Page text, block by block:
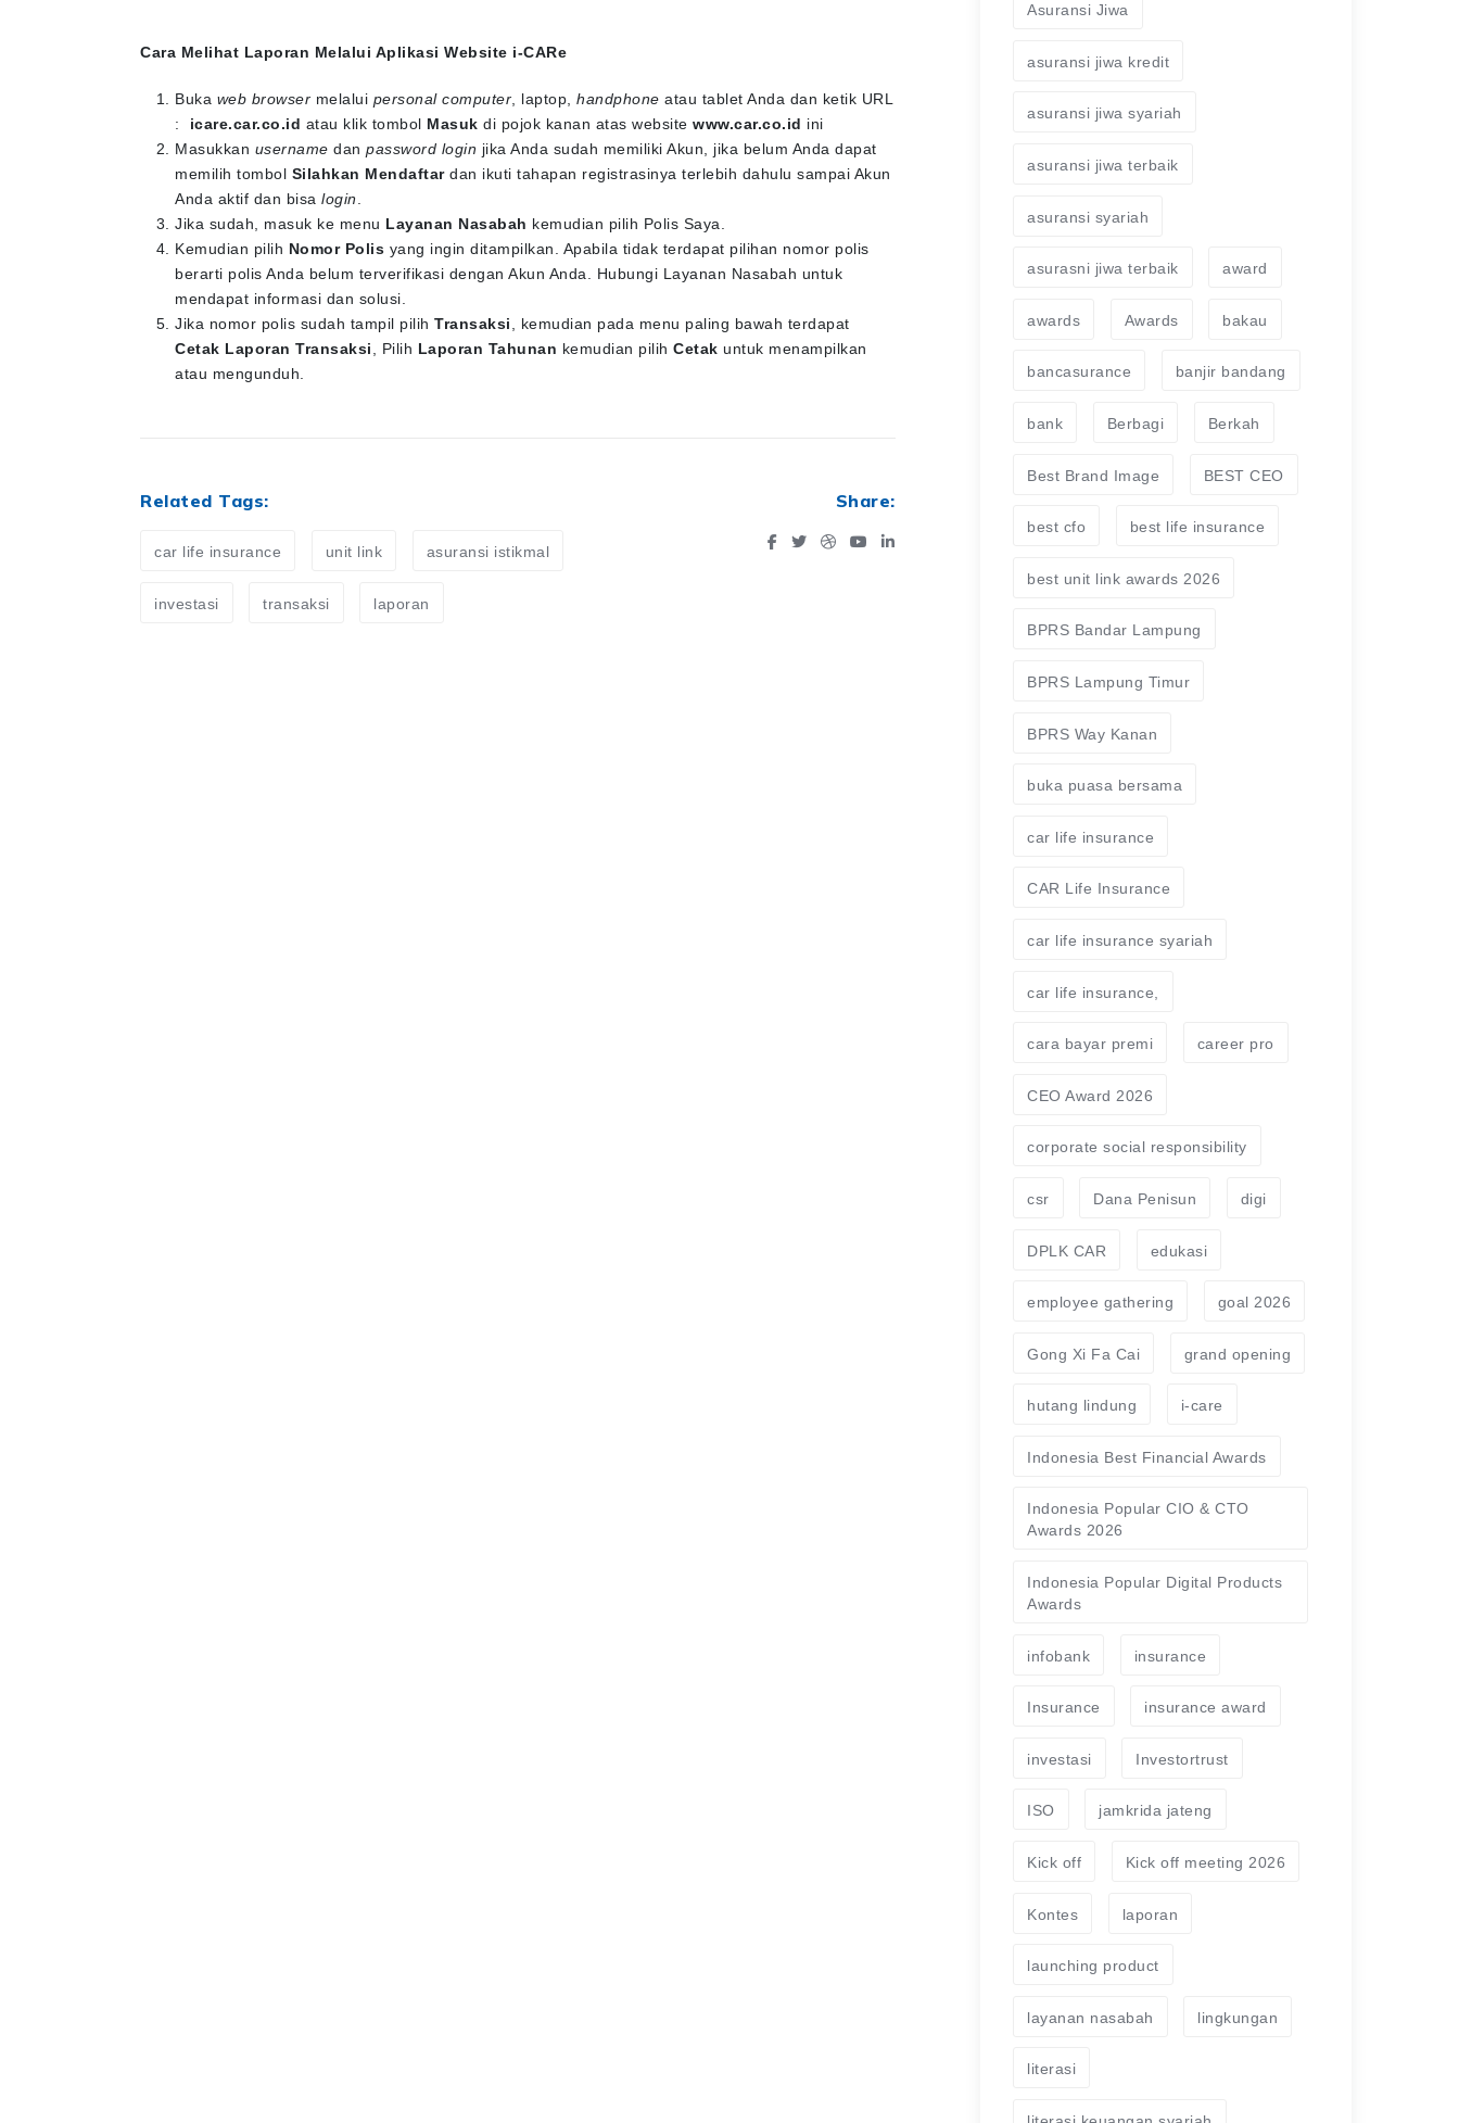
Cara Melihat Laporan Melalui Aplikasi Website i-CARe
Buka web browser melalui personal computer , laptop, handphone atau tablet Anda dan ketik URL
: icare.car.co.id atau klik tombol Masuk di pojok kanan atas websitewww.car.co.id ini
Masukkan username dan password login jika Anda sudah memiliki Akun, jika belum Anda dapat
memilih tombol Silahkan Mendaftardan ikuti tahapan registrasinya terlebih dahulu sampai Akun
Anda aktif dan bisa login
Jika sudah, masuk ke menu Layanan Nasabah kemudian pilih Polis Saya.
Kemudian pilih Nomor Polis yang ingin ditampilkan. Apabila tidak terdapat pilihan nomor polis
berarti polis Anda belum terverifikasi dengan Akun Anda. Hubungi Layanan Nasabah untuk
mendapat informasi dan solusi.
Jika nomor polis sudah tampil pilihTransaksi
, kemudian pada menu paling bawah terdapat
Cetak Laporan Transaksi
, Pilih Laporan Tahunan kemudian pilihCetak untuk menampilkan
atau mengunduh.
Related Tags:
car life insurance unit link asuransi istikmal
investasi transaksi laporan
Share:
Asuransi Jiwa
asuransi jiwa kredit
asuransi jiwa syariah
asuransi jiwa terbaik
asuransi syariah
asurasni jiwa terbaik award
awards Awards bakau
bancasurance banjir bandang
bank Berbagi Berkah
Best Brand Image BEST CEO
best cfo best life insurance
best unit link awards 2026
BPRS Bandar Lampung
BPRS Lampung Timur
BPRS Way Kanan
buka puasa bersama
car life insurance
CAR Life Insurance
car life insurance syariah
car life insurance,
cara bayar premi career pro
CEO Award 2026
corporate social responsibility
csr Dana Penisun digi
DPLK CAR edukasi
employee gathering goal 2026
Gong Xi Fa Cai grand opening
hutang lindung i-care
Indonesia Best Financial Awards
Indonesia Popular CIO & CTO
Awards 2026
Indonesia Popular Digital Products
Awards
infobank insurance
Insurance insurance award
investasi Investortrust
ISO jamkrida jateng
Kick off Kick off meeting 2026
Kontes laporan
launching product
layanan nasabah lingkungan
literasi
literasi keuangan syariah